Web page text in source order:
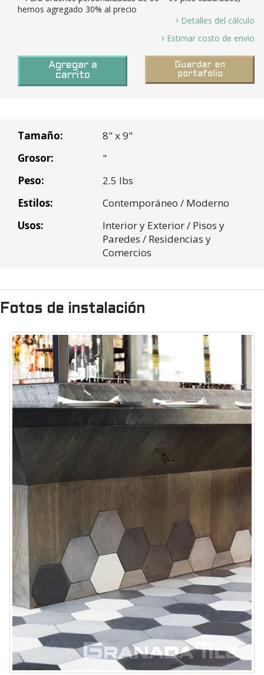
hemos agregado 30% al precio
Detalles del cálculo
0 Pies Cuadrados / 0.37 Pies cuadrados por mosaico =
Mosaicos necesitados y 15% Exceso (0.00 X 15%)=
Peso de envio (15 lbs por caja x 0 Cajas) =
* Los numeros son redondeados a los mosaicos o cajas mas
* Los números están redondeados al pie cuadrado o caja más
cercano
Estimar costo de envio
Tiempo en
Tránsito:
8-10 semanas a puerto en LA
para todas las órdenes
personalizadas
Subtotal:
$0.00
Impuesto
$0.00
$0.00
$0.00
Agregar a
carrito
Guardar en
portafolio
Tamaño:
8" x 9"
Grosor:
"
Peso:
2.5 lbs
Estilos:
Contemporáneo / Moderno
Usos:
Interior y Exterior / Pisos y
Paredes / Residencias y
Comercios
Fotos de instalación